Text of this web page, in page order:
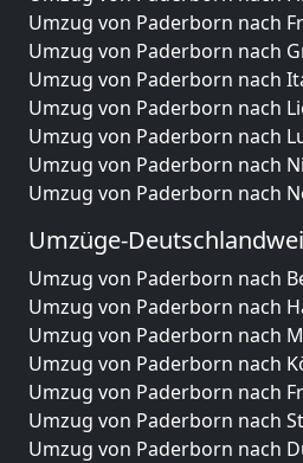
Umzug von Paderborn nach
Umzug von Paderborn nach
Umzug von Paderborn nach
Umzug von Paderborn nach
Umzug von Paderborn nach
Umzug von Paderborn nach
Umzug von Paderborn nach
Umzüge-
Umzug von Paderborn nach
Umzug von Paderborn nach
Umzug von Paderborn nach
Umzug von Paderborn nach
Umzug von Paderborn nach
Umzug von Paderborn nach
Umzug von Paderborn nach